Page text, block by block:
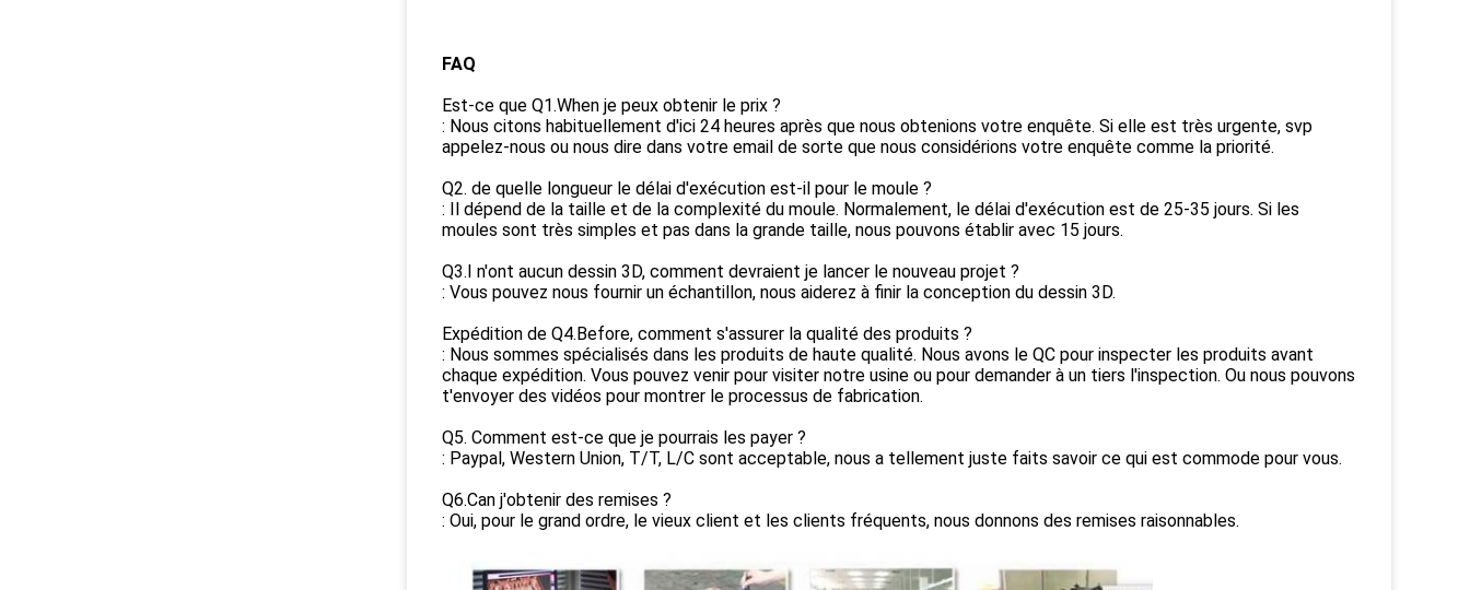
FAQ
Est-ce que Q1.When je peux obtenir le prix ?
: Nous citons habituellement d'ici 24 heures après que nous obtenions votre enquête. Si elle est très urgente, svp
appelez-nous ou nous dire dans votre email de sorte que nous considérions votre enquête comme la priorité.
Q2. de quelle longueur le délai d'exécution est-il pour le moule ?
: Il dépend de la taille et de la complexité du moule. Normalement, le délai d'exécution est de 25-35 jours. Si les
moules sont très simples et pas dans la grande taille, nous pouvons établir avec 15 jours.
Q3.I n'ont aucun dessin 3D, comment devraient je lancer le nouveau projet ?
: Vous pouvez nous fournir un échantillon, nous aiderez à finir la conception du dessin 3D.
Expédition de Q4.Before, comment s'assurer la qualité des produits ?
: Nous sommes spécialisés dans les produits de haute qualité. Nous avons le QC pour inspecter les produits avant
chaque expédition. Vous pouvez venir pour visiter notre usine ou pour demander à un tiers l'inspection. Ou nous pouvons
t'envoyer des vidéos pour montrer le processus de fabrication.
Q5. Comment est-ce que je pourrais les payer ?
: Paypal, Western Union, T/T, L/C sont acceptable, nous a tellement juste faits savoir ce qui est commode pour vous.
Q6.Can j'obtenir des remises ?
: Oui, pour le grand ordre, le vieux client et les clients fréquents, nous donnons des remises raisonnables.